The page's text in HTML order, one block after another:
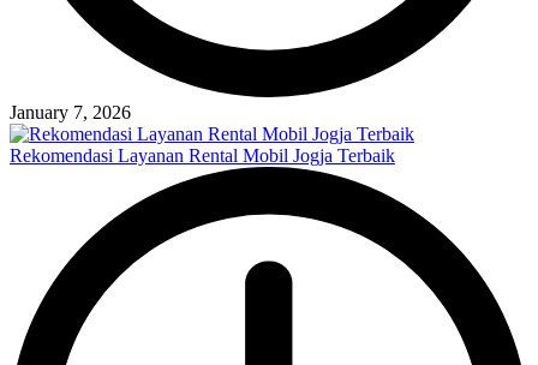
January 7, 2026
Rekomendasi Layanan Rental Mobil Jogja Terbaik